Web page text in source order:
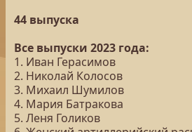
44 выпуска
Все выпуски 2023 года:
1. Иван Герасимов
2. Николай Колосов
3. Михаил Шумилов
4. Мария Батракова
5. Леня Голиков